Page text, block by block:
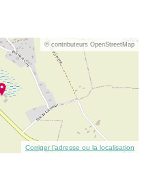
© contributeurs OpenStreetMap
Corriger l’adresse ou la localisation